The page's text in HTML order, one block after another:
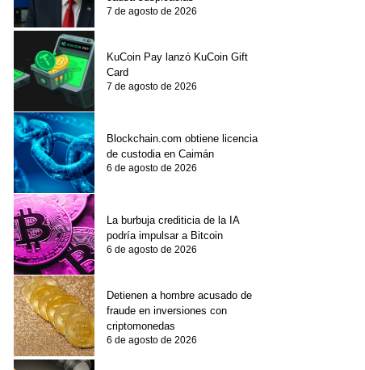
7 de agosto de 2026
KuCoin Pay lanzó KuCoin Gift
Card
7 de agosto de 2026
Blockchain.com obtiene licencia
de custodia en Caimán
6 de agosto de 2026
La burbuja crediticia de la IA
podría impulsar a Bitcoin
6 de agosto de 2026
Detienen a hombre acusado de
fraude en inversiones con
criptomonedas
6 de agosto de 2026